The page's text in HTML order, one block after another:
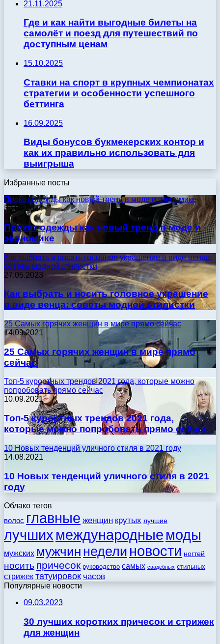
21.11.2025
Где и как найти выгодные билеты на
самолёт и поезд для путешествий по
доступным ценам
15.10.2025
Ставки на спорт в крупных чемпионатах
стратегии и особенности успешного
беттинга
16.09.2025
Виды бонусов букмекерских контор и
как их правильно использовать для
выигрыша
Избранные посты
Прокат одежды как новый тренд в моде и экономике
30.09.2024
Прокат одежды как новый тренд в моде и
экономике
Как выбрать и носить головное украшение в виде венца:
советы модной стилистки
27.05.2023
Как выбрать и носить головное украшение
в виде венца: советы модной стилистки
25 Самых горячих женщин в мире прямо сейчас
14.09.2021
25 Самых горячих женщин в мире прямо
сейчас
Топ-5 курортных трендов 2021 года, которые можно
попробовать прямо сейчас
10.09.2021
Топ-5 курортных трендов 2021 года,
которые можно попробовать прямо сейчас
10 Новых тенденций уличного стиля в 2021 году
14.08.2021
10 Новых тенденций уличного стиля в 2021
году
Облако тегов
волос главные женщин крутых лучшие
лучших международные моды
мужских мужчин недели новости ногтей
носить причесок руководство самых свадебных стильных
стрижек татуировок часов
Популярные новости
09.03.2023
30 лучших коротких причесок и стрижек
для женщин